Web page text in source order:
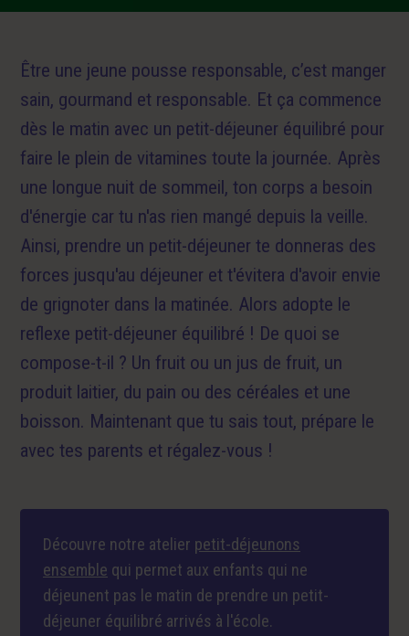
Être une jeune pousse responsable, c’est manger
sain, gourmand et responsable. Et ça commence
dès le matin avec un petit-déjeuner équilibré pour
faire le plein de vitamines toute la journée. Après
une longue nuit de sommeil, ton corps a besoin
d'énergie car tu n'as rien mangé depuis la veille.
Ainsi, prendre un petit-déjeuner te donneras des
forces jusqu'au déjeuner et t'évitera d'avoir envie
de grignoter dans la matinée. Alors adopte le
reflexe petit-déjeuner équilibré ! De quoi se
compose-t-il ? Un fruit ou un jus de fruit, un
produit laitier, du pain ou des céréales et une
boisson. Maintenant que tu sais tout, prépare le
avec tes parents et régalez-vous !
Découvre notre atelier petit-déjeunons
ensemble qui permet aux enfants qui ne
déjeunent pas le matin de prendre un petit-
déjeuner équilibré arrivés à l'école.